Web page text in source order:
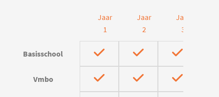
Jaar
1
Jaar
2
Jaar
3
Basisschool
Vmbo